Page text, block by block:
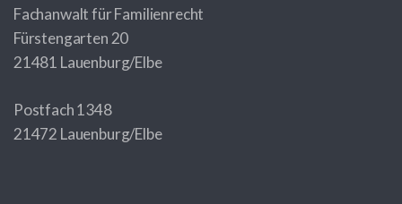
Fachanwalt für Familienrecht
Fürstengarten 20
21481 Lauenburg/Elbe
Postfach 1348
21472 Lauenburg/Elbe